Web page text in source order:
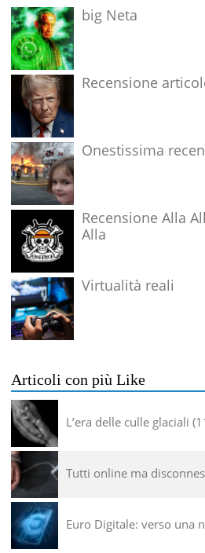
big Neta
Recensione
Onestissima
Recensione Alla
Alla
Virtualità reali
Articoli con più Like
L’era delle culle glaciali
Tutti online ma
Euro Digitale: verso una